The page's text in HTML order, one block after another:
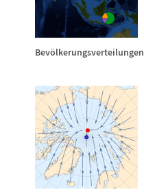
Bevölkerungsverteilungen